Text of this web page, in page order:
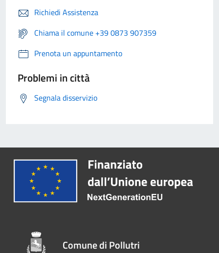
Richiedi Assistenza
Chiama il comune +39 0873 907359
Prenota un appuntamento
Problemi in città
Segnala disservizio
Comune di Pollutri